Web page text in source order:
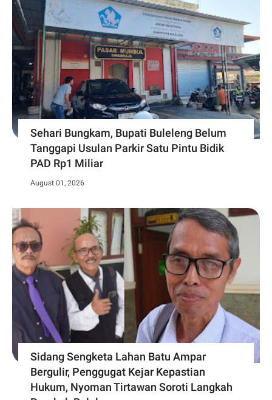
Sehari Bungkam, Bupati Buleleng Belum
Tanggapi Usulan Parkir Satu Pintu Bidik
PAD Rp1 Miliar
August 01, 2026
Sidang Sengketa Lahan Batu Ampar
Bergulir, Penggugat Kejar Kepastian
Hukum, Nyoman Tirtawan Soroti Langkah